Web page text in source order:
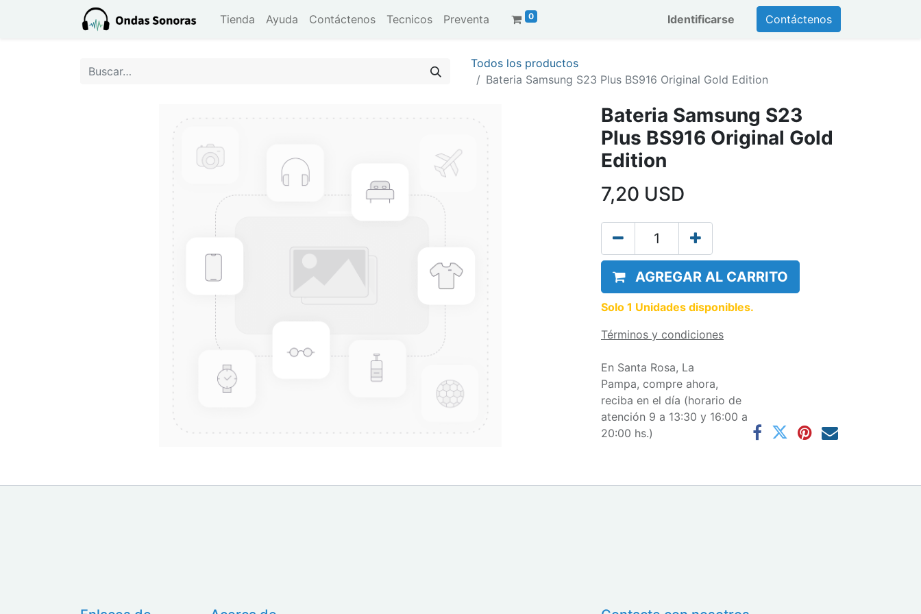
Tienda Ayuda Contáctenos Tecnicos Preventa 0 Identificarse Contáctenos
Todos los productos
Bateria Samsung S23 Plus BS916 Original Gold Edition
Bateria Samsung S23
Plus BS916 Original Gold
Edition
7,20 USD
AGREGAR AL CARRITO
Solo 1 Unidades disponibles.
Términos y condiciones
En Santa Rosa, La
Pampa, compre ahora,
reciba en el día (horario de
atención 9 a 13:30 y 16:00 a
20:00 hs.)